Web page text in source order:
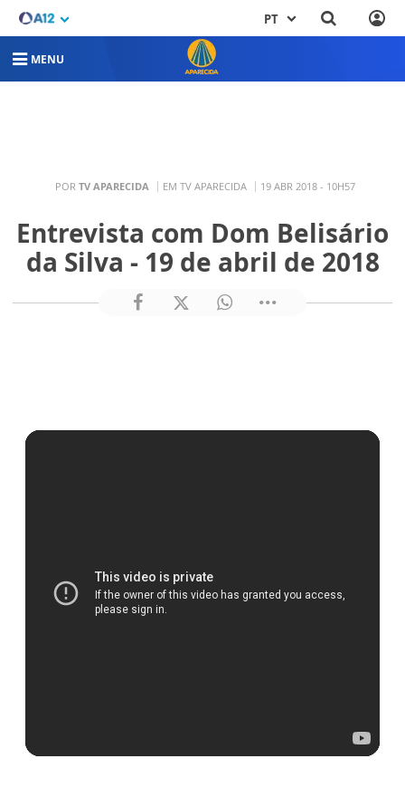
PT
MENU
POR TV APARECIDA EM TV APARECIDA 19 ABR 2018 - 10H57
Entrevista com Dom Belisário
da Silva - 19 de abril de 2018